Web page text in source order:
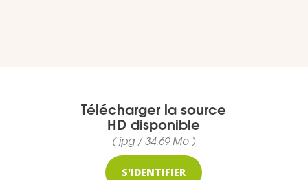
Photothèque
Télécharger la source
HD disponible
( jpg / 34.69 Mo )
S'IDENTIFIER